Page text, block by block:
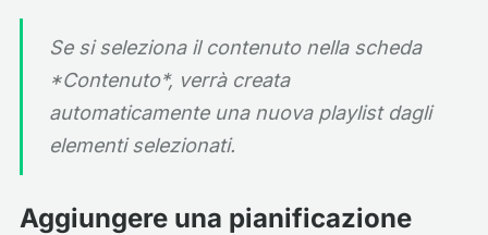
Se si seleziona il contenuto nella scheda
*Contenuto*, verrà creata
automaticamente una nuova playlist dagli
elementi selezionati.
Aggiungere una pianificazione